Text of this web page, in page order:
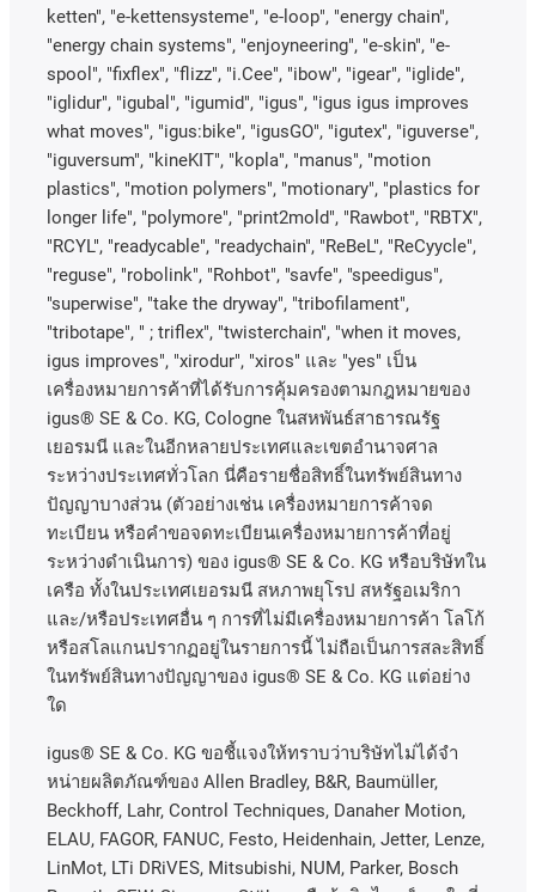
ketten", "e-kettensysteme", "e-loop", "energy chain",
"energy chain systems", "enjoyneering", "e-skin", "e-
spool", "fixflex", "flizz", "i.Cee", "ibow", "igear", "iglide",
"iglidur", "igubal", "igumid", "igus", "igus igus improves
what moves", "igus:bike", "igusGO", "igutex", "iguverse",
"iguversum", "kineKIT", "kopla", "manus", "motion
plastics", "motion polymers", "motionary", "plastics for
longer life", "polymore", "print2mold", "Rawbot", "RBTX",
"RCYL", "readycable", "readychain", "ReBeL", "ReCyycle",
"reguse", "robolink", "Rohbot", "savfe", "speedigus",
"superwise", "take the dryway", "tribofilament",
"tribotape", " ; triflex", "twisterchain", "when it moves,
igus improves", "xirodur", "xiros" และ "yes" เป็น
เครื่องหมายการค้าที่ได้รับการคุ้มครองตามกฎหมายของ
igus® SE & Co. KG, Cologne ในสหพันธ์สาธารณรัฐ
เยอรมนี และในอีกหลายประเทศและเขตอํานาจศาล
ระหว่างประเทศทั่วโลก นี่คือรายชื่อสิทธิ์ในทรัพย์สินทาง
ปัญญาบางส่วน (ตัวอย่างเช่น เครื่องหมายการค้าจด
ทะเบียน หรือคำขอจดทะเบียนเครื่องหมายการค้าที่อยู่
ระหว่างดำเนินการ) ของ igus® SE & Co. KG หรือบริษัทใน
เครือ ทั้งในประเทศเยอรมนี สหภาพยุโรป สหรัฐอเมริกา
และ/หรือประเทศอื่น ๆ การที่ไม่มีเครื่องหมายการค้า โลโก้
หรือสโลแกนปรากฏอยู่ในรายการนี้ ไม่ถือเป็นการสละสิทธิ์
ในทรัพย์สินทางปัญญาของ igus® SE & Co. KG แต่อย่าง
ใด
igus® SE & Co. KG ขอชี้แจงให้ทราบว่าบริษัทไม่ได้จํา
หน่ายผลิตภัณฑ์ของ Allen Bradley, B&R, Baumüller,
Beckhoff, Lahr, Control Techniques, Danaher Motion,
ELAU, FAGOR, FANUC, Festo, Heidenhain, Jetter, Lenze,
LinMot, LTi DRiVES, Mitsubishi, NUM, Parker, Bosch